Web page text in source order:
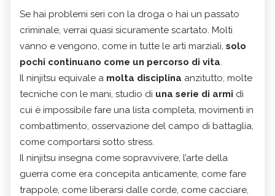
Se hai problemi seri con la droga o hai un passato
criminale, verrai quasi sicuramente scartato. Molti
vanno e vengono, come in tutte le arti marziali, solo
pochi continuano come un percorso di vita.
Il ninjitsu equivale a molta disciplina anzitutto, molte
tecniche con le mani, studio di una serie di armi di
cui è impossibile fare una lista completa, movimenti in
combattimento, osservazione del campo di battaglia,
come comportarsi sotto stress.
Il ninjitsu insegna come sopravvivere, l’arte della
guerra come era concepita anticamente, come fare
trappole, come liberarsi dalle corde, come cacciare,